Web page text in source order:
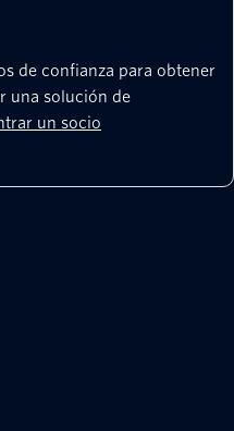
de confianza para obtener
una solución de
un socio